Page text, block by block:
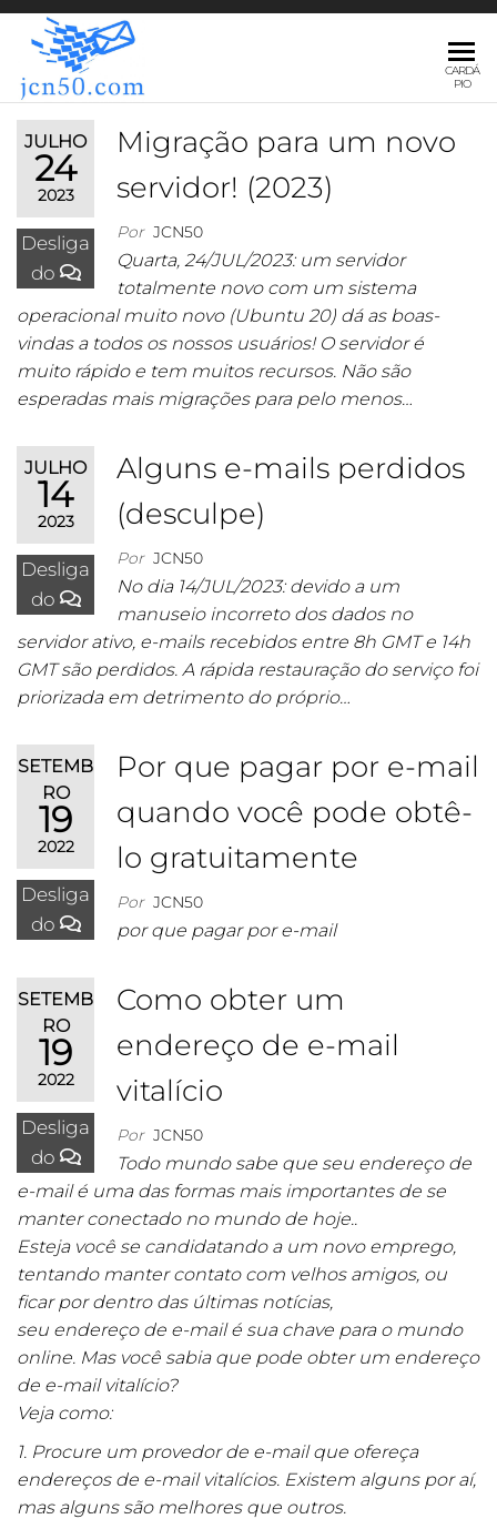
CARDÁ
PIO
JULHO
24
2023
Desliga
do
Migração para um novo
servidor! (2023)
Por JCN50
Quarta, 24/JUL/2023: um servidor
totalmente novo com um sistema
operacional muito novo (Ubuntu 20) dá as boas-
vindas a todos os nossos usuários! O servidor é
muito rápido e tem muitos recursos. Não são
esperadas mais migrações para pelo menos…
JULHO
14
2023
Desliga
do
Alguns e-mails perdidos
(desculpe)
Por JCN50
No dia 14/JUL/2023: devido a um
manuseio incorreto dos dados no
servidor ativo, e-mails recebidos entre 8h GMT e 14h
GMT são perdidos. A rápida restauração do serviço foi
priorizada em detrimento do próprio…
SETEMB
RO
19
2022
Desliga
do
Por que pagar por e-mail
quando você pode obtê-
lo gratuitamente
Por JCN50
por que pagar por e-mail
SETEMB
RO
19
2022
Desliga
do
Como obter um
endereço de e-mail
vitalício
Por JCN50
Todo mundo sabe que seu endereço de
e-mail é uma das formas mais importantes de se
manter conectado no mundo de hoje..
Esteja você se candidatando a um novo emprego,
tentando manter contato com velhos amigos, ou
ficar por dentro das últimas notícias,
seu endereço de e-mail é sua chave para o mundo
online. Mas você sabia que pode obter um endereço
de e-mail vitalício?
Veja como:
1. Procure um provedor de e-mail que ofereça
endereços de e-mail vitalícios. Existem alguns por aí,
mas alguns são melhores que outros.